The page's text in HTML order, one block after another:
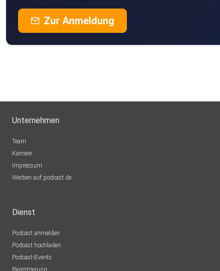
hseaektl
ynnoric
chokoretoko
christina.pasquazzo
RomanPanchak
Nürnberg
giselagerda
Zur Anmeldung
Unternehmen
Team
Karriere
Impressum
Werben auf podcast.de
Dienst
Podcast anmelden
Podcast hochladen
Podcast-Events
Registrierung